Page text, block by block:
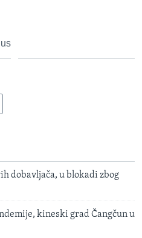
dobavljača, u blokadi zbog
kineski grad Čangčun u